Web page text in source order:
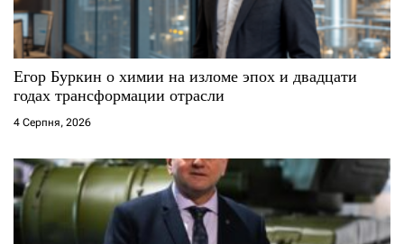
Егор Буркин о химии на изломе эпох и двадцати
годах трансформации отрасли
4 Серпня, 2026